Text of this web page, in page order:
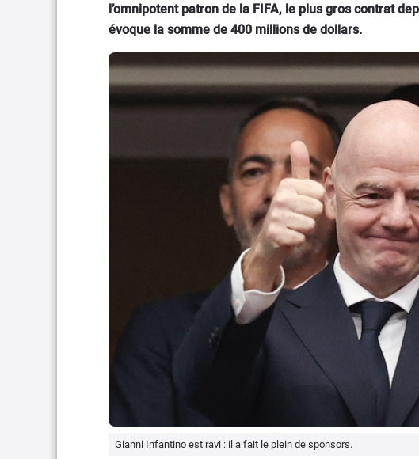
l’omnipotent patron de la FIFA, le plus gros contrat
évoque la somme de 400 millions de dollars.
Gianni Infantino est ravi : il a fait le plein de sponsors.